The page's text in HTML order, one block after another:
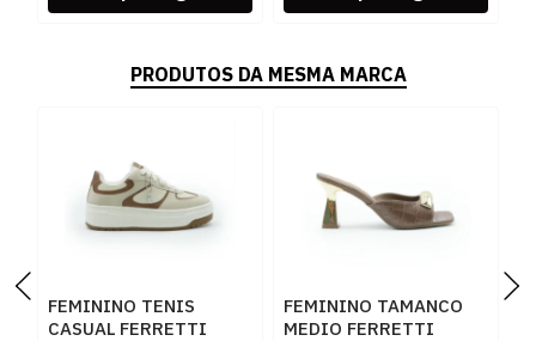
PRODUTOS DA MESMA MARCA
FEMININO TENIS
CASUAL FERRETTI
FEMININO TAMANCO
MEDIO FERRETTI